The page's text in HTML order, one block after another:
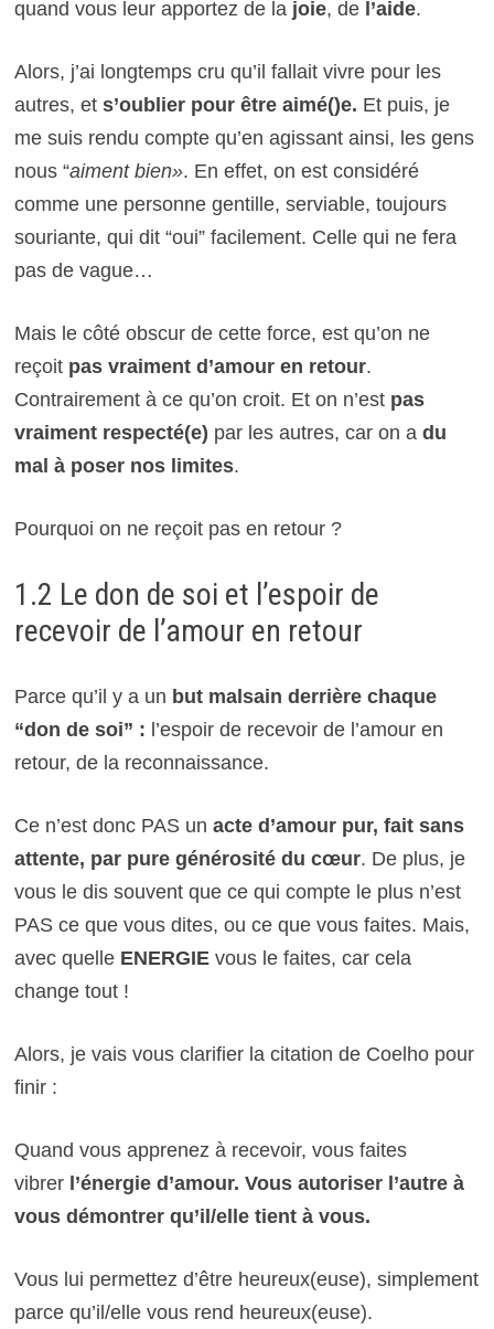
quand vous leur apportez de la joie, de l’aide.
Alors, j’ai longtemps cru qu’il fallait vivre pour les
autres, et s’oublier pour être aimé()e. Et puis, je
me suis rendu compte qu’en agissant ainsi, les gens
nous “aiment bien». En effet, on est considéré
comme une personne gentille, serviable, toujours
souriante, qui dit “oui” facilement. Celle qui ne fera
pas de vague…
Mais le côté obscur de cette force, est qu’on ne
reçoit pas vraiment d’amour en retour.
Contrairement à ce qu’on croit. Et on n’est pas
vraiment respecté(e) par les autres, car on a du
mal à poser nos limites.
Pourquoi on ne reçoit pas en retour ?
1.2 Le don de soi et l’espoir de
recevoir de l’amour en retour
Parce qu’il y a un but malsain derrière chaque
“don de soi” : l’espoir de recevoir de l’amour en
retour, de la reconnaissance.
Ce n’est donc PAS un acte d’amour pur, fait sans
attente, par pure générosité du cœur. De plus, je
vous le dis souvent que ce qui compte le plus n’est
PAS ce que vous dites, ou ce que vous faites. Mais,
avec quelle ENERGIEvous le faites, car cela
change tout !
Alors, je vais vous clarifier la citation de Coelho pour
finir :
Quand vous apprenez à recevoir, vous faites
vibrerl’énergie d’amour. Vous autoriser l’autre à
vous démontrer qu’il/elle tient à vous.
Vous lui permettez d’être heureux(euse), simplement
parce qu’il/elle vous rend heureux(euse).